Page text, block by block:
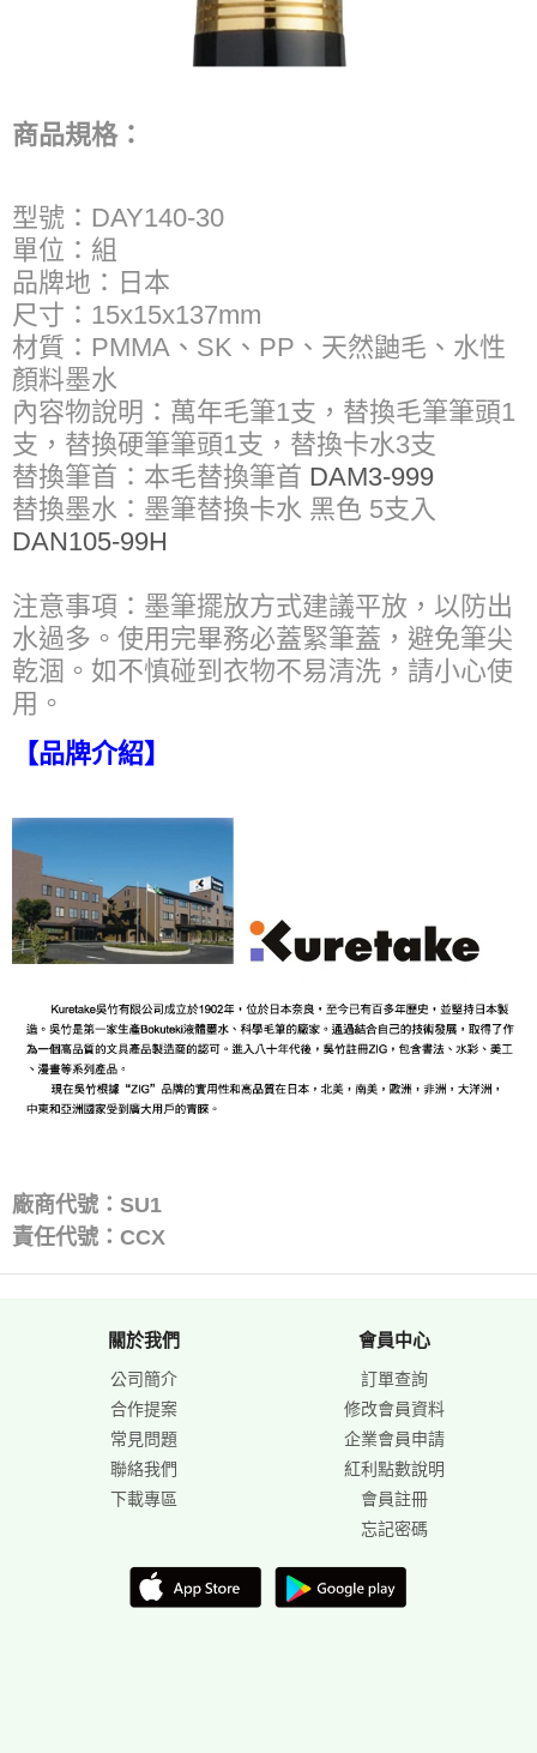
商品規格：
型號：DAY140-30
單位：組
品牌地：日本
尺寸：15x15x137mm
材質：PMMA、SK、PP、天然鼬毛、水性
顏料墨水
內容物說明：萬年毛筆1支，替換毛筆筆頭1
支，替換硬筆筆頭1支，替換卡水3支
替換筆首：本毛替換筆首 DAM3-999
替換墨水：墨筆替換卡水 黑色 5支入
DAN105-99H
注意事項：墨筆擺放方式建議平放，以防出
水過多。使用完畢務必蓋緊筆蓋，避免筆尖
乾涸。如不慎碰到衣物不易清洗，請小心使
用。
【品牌介紹】
廠商代號：SU1
責任代號：CCX
關於我們
公司簡介
合作提案
常見問題
聯絡我們
下載專區
會員中心
訂單查詢
修改會員資料
企業會員申請
紅利點數說明
會員註冊
忘記密碼